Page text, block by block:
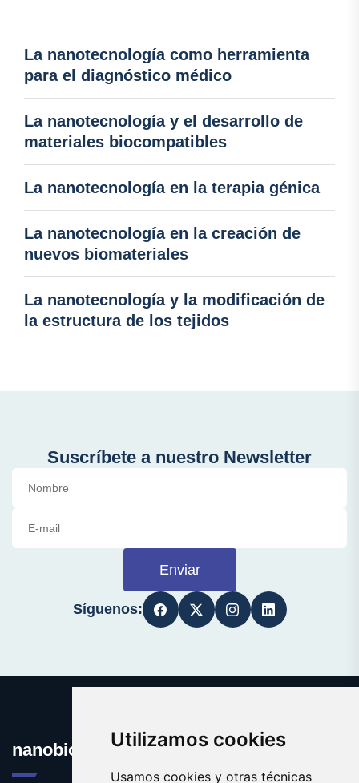
Utilizamos cookies
Usamos cookies y otras técnicas
La nanotecnología como herramienta
para el diagnóstico médico
La nanotecnología y el desarrollo de
materiales biocompatibles
La nanotecnología en la terapia génica
La nanotecnología en la creación de
nuevos biomateriales
La nanotecnología y la modificación de
la estructura de los tejidos
Suscríbete a nuestro Newsletter
Enviar
Síguenos:
nanobiologia.com